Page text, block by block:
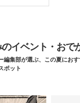
イベント・おで
編集部が選ぶ、この夏にお
ポット